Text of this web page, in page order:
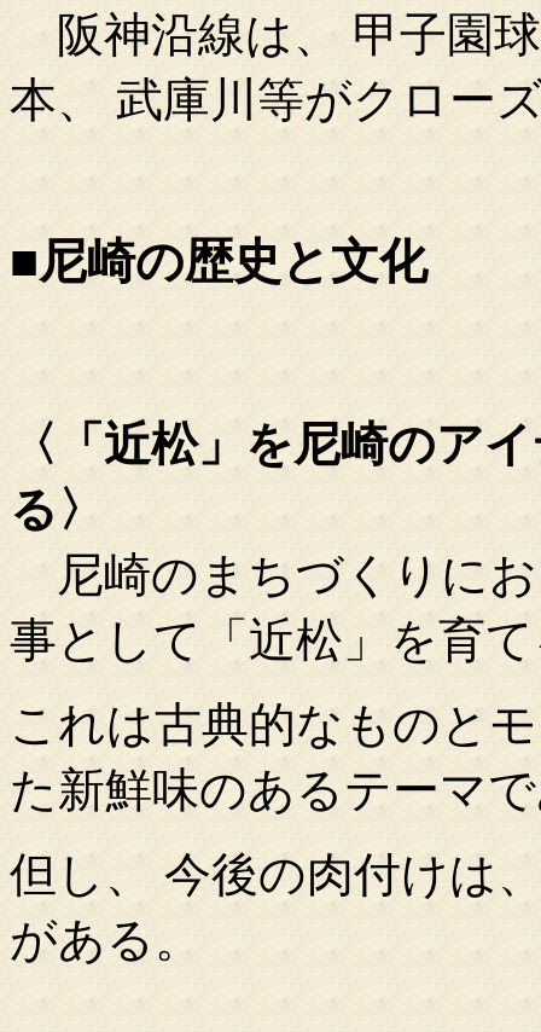
阪神沿線は、 甲子園
本、 武庫川等がクロー
■尼崎の歴史と文化
〈「近松」を尼崎のア
る〉
尼崎のまちづくりにお
事として「近松」を育
これは古典的なものと
た新鮮味のあるテーマ
但し、 今後の肉付けは
がある。